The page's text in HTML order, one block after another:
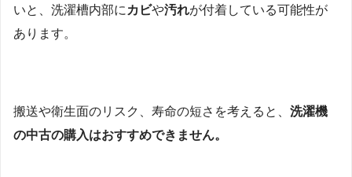
いと、洗濯槽内部に カビや汚れが付着している可能性が
あります。
搬送や衛生面のリスク、寿命の短さを考えると、 洗濯機
の中古の購入はおすすめできません。